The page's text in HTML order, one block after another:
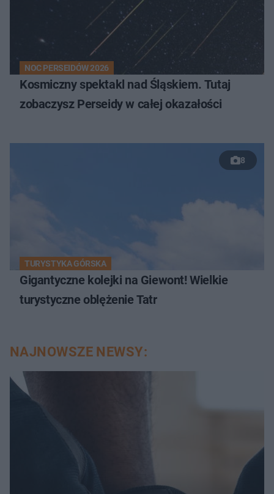
NOC PERSEIDÓW 2026
Kosmiczny spektakl nad Śląskiem. Tutaj
zobaczysz Perseidy w całej okazałości
8
TURYSTYKA GÓRSKA
Gigantyczne kolejki na Giewont! Wielkie
turystyczne oblężenie Tatr
NAJNOWSZE NEWSY: